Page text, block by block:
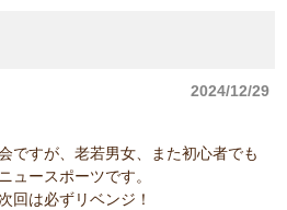
2024/12/29
ですが、老若男女、また初心者でも
ュースポーツです。
回は必ずリベンジ！